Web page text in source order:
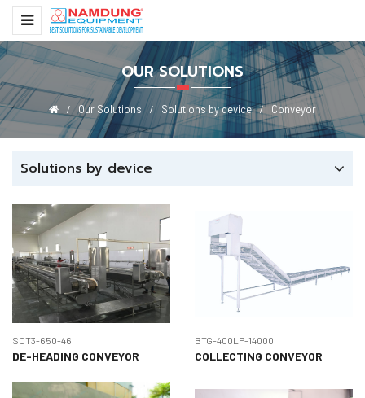
OUR SOLUTIONS
Our Solutions Solutions by device Conveyor
Solutions by device
SCT3-650-46
DE-HEADING CONVEYOR
BTG-400LP-14000
COLLECTING CONVEYOR